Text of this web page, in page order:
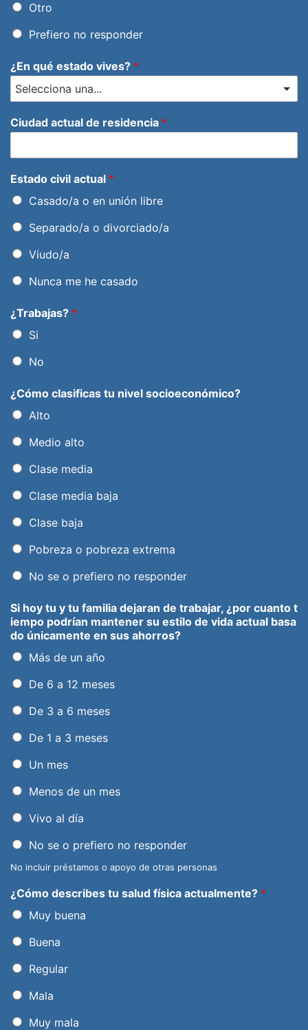
Otro
Prefiero no responder
¿En qué estado vives? *
Ciudad actual de residencia *
Estado civil actual *
Casado/a o en unión libre
Separado/a o divorciado/a
Viudo/a
Nunca me he casado
¿Trabajas? *
Si
No
¿Cómo clasificas tu nivel socioeconómico?
Alto
Medio alto
Clase media
Clase media baja
Clase baja
Pobreza o pobreza extrema
No se o prefiero no responder
Si hoy tu y tu familia dejaran de trabajar, ¿por cuanto t
iempo podrían mantener su estilo de vida actual basa
do únicamente en sus ahorros?
Más de un año
De 6 a 12 meses
De 3 a 6 meses
De 1 a 3 meses
Un mes
Menos de un mes
Vivo al día
No se o prefiero no responder
No incluir préstamos o apoyo de otras personas
¿Cómo describes tu salud física actualmente? *
Muy buena
Buena
Regular
Mala
Muy mala